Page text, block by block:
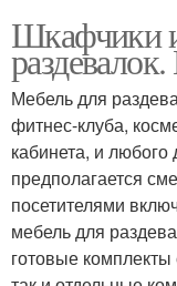
Шкафчики
Мебель для
фитнес-клуба,
кабинета, и любого
предполагается
посетителями
мебель для
готовые